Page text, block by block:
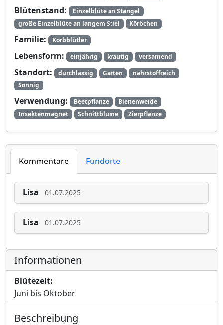
Blütenstand:
Einzelblüte an Stängel
große Einzelblüte an langem Stiel
Körbchen
Familie: Korbblütler
Lebensform: einjährig krautig versamend
Standort: durchlässig Garten
nährstoffreich
Sonnig
Verwendung: Beetpflanze
Bienenweide
Insektenmagnet
Schnittblume Zierpflanze
Kommentare Fundorte
Lisa 01.07.2025
Lisa 01.07.2025
Informationen
Blütezeit:
Juni bis Oktober
Beschreibung